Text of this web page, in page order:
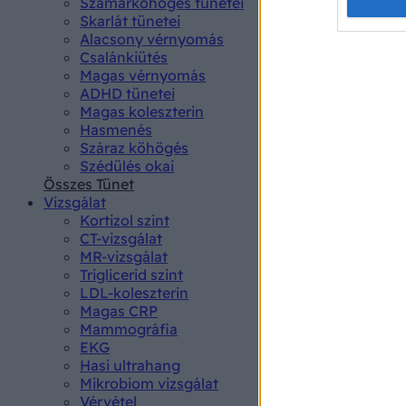
Skarlát tünetei
Alacsony vérnyomás
Csalánkiütés
Magas vérnyomás
ADHD tünetei
Magas koleszterin
Hasmenés
Száraz köhögés
Szédülés okai
Összes Tünet
Vizsgálat
Kortizol szint
CT-vizsgálat
MR-vizsgálat
Triglicerid szint
LDL-koleszterin
Magas CRP
Mammográfia
EKG
Hasi ultrahang
Mikrobiom vizsgálat
Vérvétel